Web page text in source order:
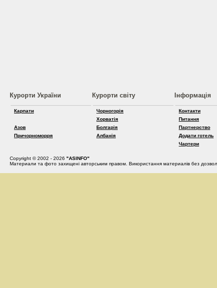
Курорти України
Карпати
Азов
Причорноморря
Курорти світу
Чорногорія
Хорватія
Болгарія
Албанія
Інформація
Контакти
Питання
Партнерство
Додати готель
Чартери
Copyright © 2002 - 2026 "ASINFO"
Материали та фото захищені авторським правом. Використання материалів без